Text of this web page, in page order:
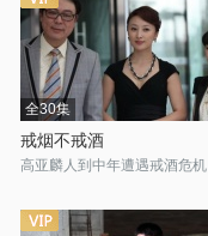
全30集
戒烟不戒酒
高亚麟人到中年遭遇戒酒危机